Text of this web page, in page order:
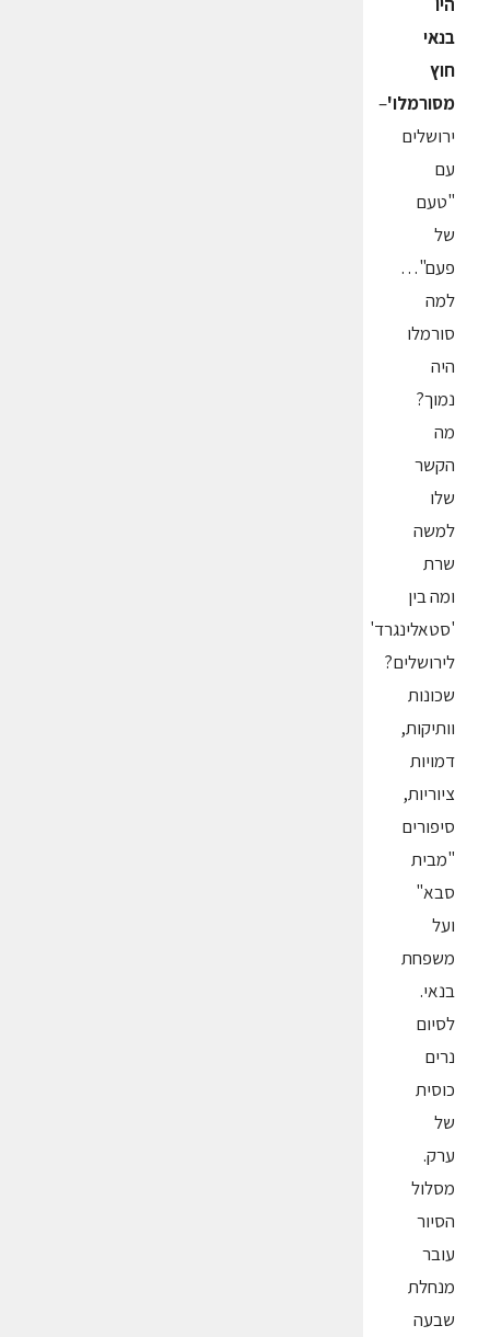
בנאי
חוץ
מסורמלו'–
ירושלים
עם
"טעם
של
פעם"…
למה
סורמלו
היה
נמוך?
מה
הקשר
שלו
למשה
שרת
ומה בין
'סטאלינגרד'
לירושלים?
שכונות
וותיקות,
דמויות
ציוריות,
סיפורים
"מבית
סבא"
ועל
משפחת
בנאי.
לסיום
נרים
כוסית
של
ערק.
מסלול
הסיור
עובר
מנחלת
שבעה